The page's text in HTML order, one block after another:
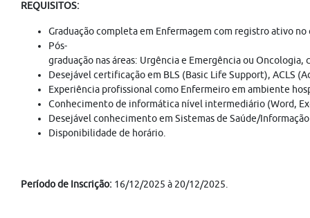
REQUISITOS:
Graduação completa em Enfermagem com registro ativo
Pós-
graduação nas áreas: Urgência e Emergência ou
Desejável certificação em BLS (Basic Life Support), ACLS
Experiência profissional como Enfermeiro em ambiente
Conhecimento de informática nível intermediário (Word,
Desejável conhecimento em Sistemas de Saúde/
Disponibilidade de horário.
Período de Inscrição: 16/12/2025 à 20/12/2025.